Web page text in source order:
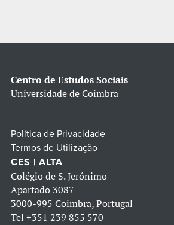
Centro de Estudos Sociais
Universidade de Coimbra
Política de Privacidade
Termos de Utilização
CES | ALTA
Colégio de S. Jerónimo
Apartado 3087
3000-995 Coimbra, Portugal
Tel +351 239 855 570